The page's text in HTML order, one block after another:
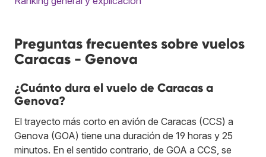
Preguntas frecuentes sobre vuelos
Caracas - Genova
¿Cuánto dura el vuelo de Caracas a
Genova?
El trayecto más corto en avión de Caracas (CCS) a
Genova (GOA) tiene una duración de 19 horas y 25
minutos. En el sentido contrario, de GOA a CCS, se